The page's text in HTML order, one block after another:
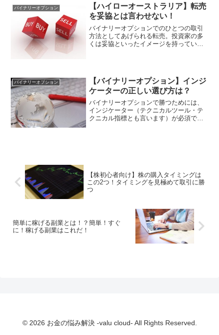
から個人投資家に人気な投資方法に１つ
です。しかし、多くの人が抱...
バイナリーオプション
【ハイローオーストラリア】転売
を妥協とは言わせない！
バイナリーオプションでのひとつの取引
方法としてあげられる転売。投資家の多
くは妥協といったイメージを持っていま
バイナリーオプション
【バイナリーオプション】インジ
ケーターの正しい選び方は？
バイナリーオプションで勝つためには、
インジケーター（テクニカルツール・テ
クニカル指標とも言います）が必須で
【株初心者向け】株の購入タイミングは
この2つ！タイミングを見極めて取引に勝
つ
簡単に稼げる副業とは！？簡単！すぐ
に！稼げる副業はこれだ！
© 2026 お金の悩み解決 -valu cloud- All Rights Reserved.